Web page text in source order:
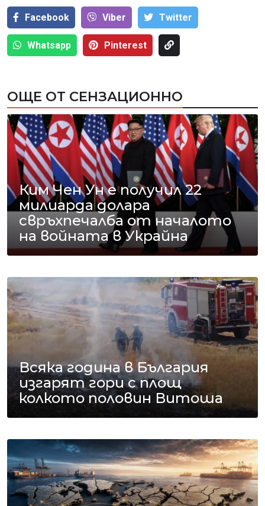
Facebook Viber Тwitter
Whatsapp Pinterest
ОЩЕ ОТ СЕНЗАЦИОННО
Ким Чен Ун е получил 22
милиарда долара
свръхпечалба от началото
на войната в Украйна
Всяка година в България
изгарят гори с площ
колкото половин Витоша